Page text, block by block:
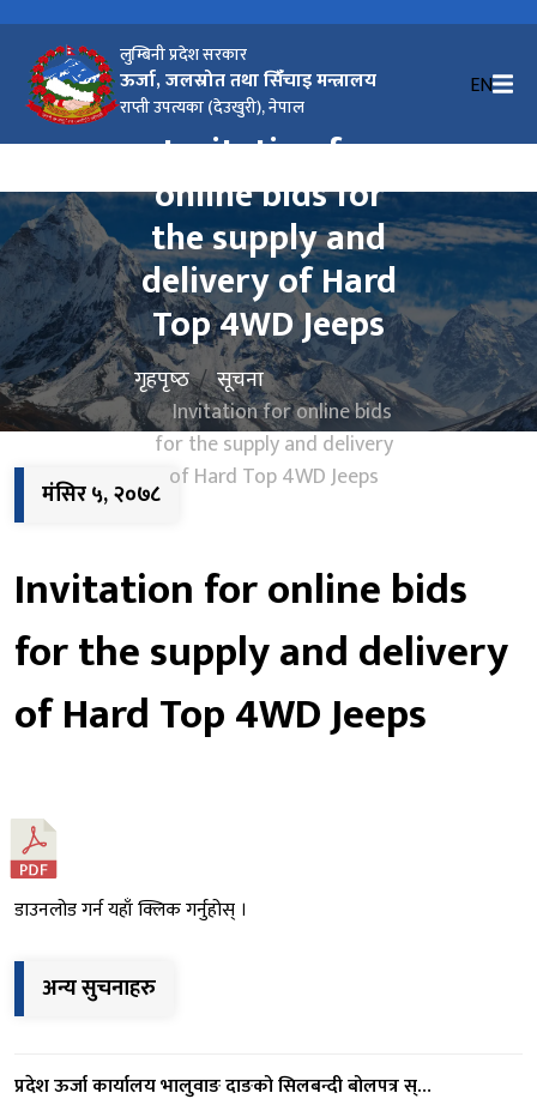
लुम्बिनी प्रदेश सरकार
ऊर्जा, जलस्रोत तथा सिंँचाइ मन्त्रालय
राप्ती उपत्यका (देउखुरी), नेपाल
EN
Invitation for
online bids for
the supply and
delivery of Hard
Top 4WD Jeeps
गृहपृष्‍ठ
सूचना
Invitation for online bids
for the supply and delivery
of Hard Top 4WD Jeeps
मंसिर ५, २०७८
Invitation for online bids
for the supply and delivery
of Hard Top 4WD Jeeps
डाउनलोड गर्न यहाँ क्लिक गर्नुहोस् ।
अन्य सुचनाहरु
प्रदेश ऊर्जा कार्यालय भालुवाङ दाङको सिलबन्दी बोलपत्र स्…